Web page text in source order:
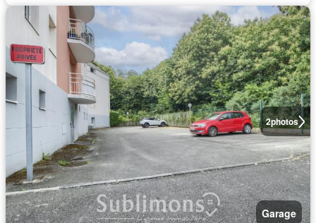
2photos
Garage